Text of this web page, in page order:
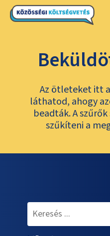
Az ötleteket itt
láthatod, ahogy
beadták. A
szűkíteni a